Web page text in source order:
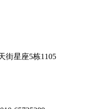
街星座5栋1105